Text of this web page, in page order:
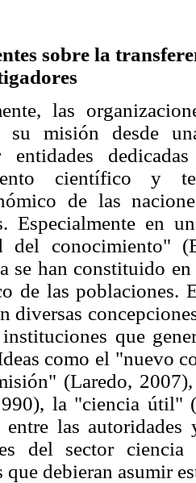
sobre la
las
su misión desde
entidades
científico y
de las
Especialmente en
del conocimiento"
se han constituido
de las poblaciones.
diversas
que
como el "nuevo
(Laredo,
la "ciencia útil"
entre las
del sector
debieran asumir